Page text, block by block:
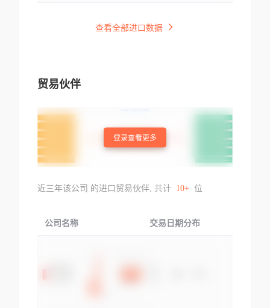
查看全部进口数据
贸易伙伴
登录查看更多
近三年该公司 的进口贸易伙伴, 共计 10+ 位
公司名称 交易日期分布